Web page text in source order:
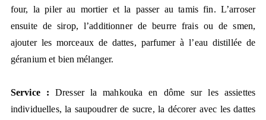
four, la piler au mortier et la passer au tamis fin. L’arroser
ensuite de sirop, l’additionner de beurre frais ou de smen,
ajouter les morceaux de dattes, parfumer à l’eau distillée de
géranium et bien mélanger.
Service : Dresser la mahkouka en dôme sur les assiettes
individuelles, la saupoudrer de sucre, la décorer avec les dattes